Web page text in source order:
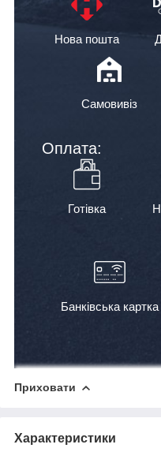
Нова пошта
Самовивіз
Оплата:
Готівка
Банківська картка
Приховати
Характеристики